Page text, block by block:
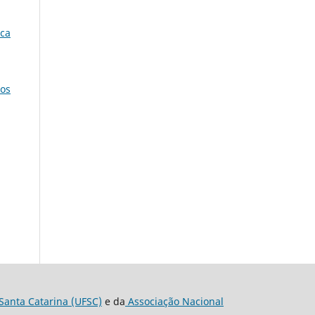
Catarina (UFSC) e da Associação Nacional